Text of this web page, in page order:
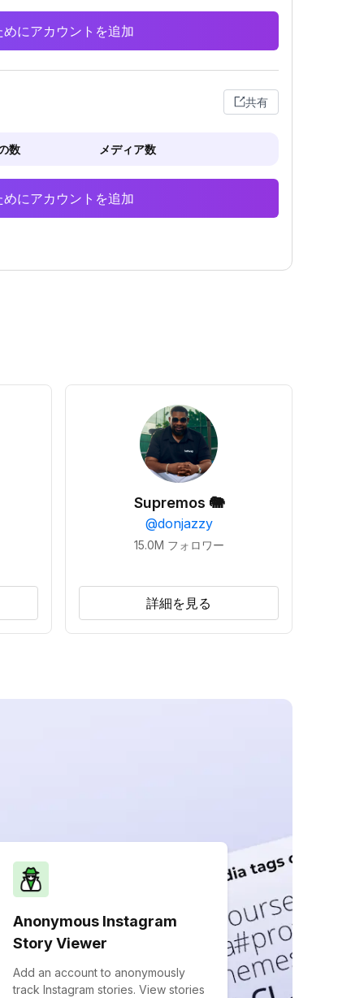
にアカウントを追加
共有
数 メディア数
にアカウントを追加
Supremos 🐘
@donjazzy
15.0M フォロワー
詳細を見る
Anonymous Instagram
Story Viewer
Add an account to anonymously
track Instagram stories. View stories